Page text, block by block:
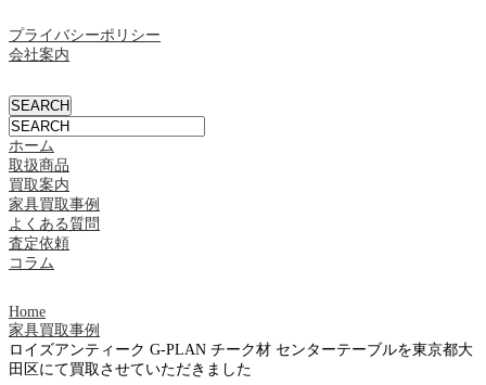
プライバシーポリシー
会社案内
ホーム
取扱商品
買取案内
家具買取事例
よくある質問
査定依頼
コラム
Home
家具買取事例
ロイズアンティーク G-PLAN チーク材 センターテーブルを東京都大
田区にて買取させていただきました